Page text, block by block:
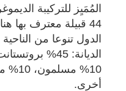
المُمَيِز للتركيبة
44 قبيلة معترف بها
الدول تنوعا من
أخرى.